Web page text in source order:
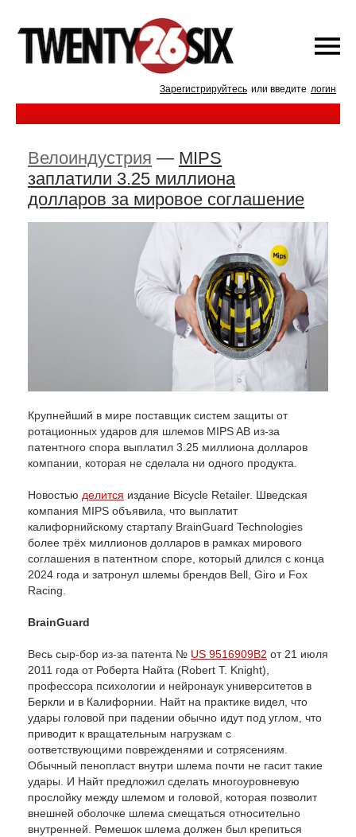
Зарегистрируйтесь или введите логин
Велоиндустрия — MIPS
заплатили 3.25 миллиона
долларов за мировое соглашение
Крупнейший в мире поставщик систем защиты от
ротационных ударов для шлемов MIPS AB из-за
патентного спора выплатил 3.25 миллиона долларов
компании, которая не сделала ни одного продукта.
Новостью делится издание Bicycle Retailer. Шведская
компания MIPS объявила, что выплатит
калифорнийскому стартапу BrainGuard Technologies
более трёх миллионов долларов в рамках мирового
соглашения в патентном споре, который длился с конца
2024 года и затронул шлемы брендов Bell, Giro и Fox
Racing.
BrainGuard
Весь сыр-бор из-за патента № US 9516909B2 от 21 июля
2011 года от Роберта Найта (Robert T. Knight),
профессора психологии и нейронаук университетов в
Беркли и в Калифорнии. Найт на практике видел, что
удары головой при падении обычно идут под углом, что
приводит к вращательным нагрузкам с
оответствующими поврежденями и сотрясениям.
Обычный пенопласт внутри шлема почти не гасит такие
удары. И Найт предложил сделать многоуровневую
прослойку между шлемом и головой, которая позволит
внешней оболочке шлема смещаться относительно
внутренней. Ремешок шлема должен был крепиться